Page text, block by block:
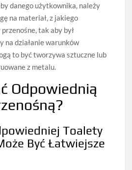
danego użytkownika, należy
na materiał, z jakiego
tak aby był
na działanie warunków
to być tworzywa sztuczne lub
z metalu.
Odpowiednią
Toalety
Być Łatwiejsze